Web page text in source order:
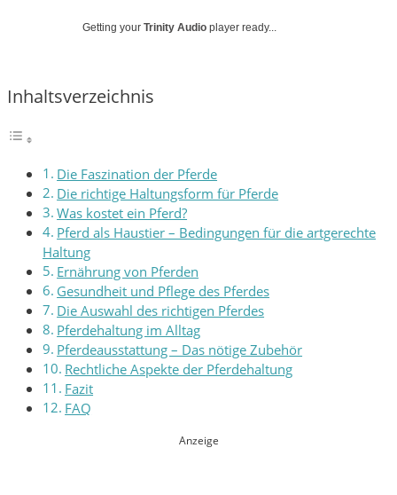
Getting your Trinity Audio player ready...
Inhaltsverzeichnis
Die Faszination der Pferde
Die richtige Haltungsform für Pferde
Was kostet ein Pferd?
Pferd als Haustier – Bedingungen für die artgerechte
Haltung
Ernährung von Pferden
Gesundheit und Pflege des Pferdes
Die Auswahl des richtigen Pferdes
Pferdehaltung im Alltag
Pferdeausstattung – Das nötige Zubehör
Rechtliche Aspekte der Pferdehaltung
Fazit
FAQ
Anzeige